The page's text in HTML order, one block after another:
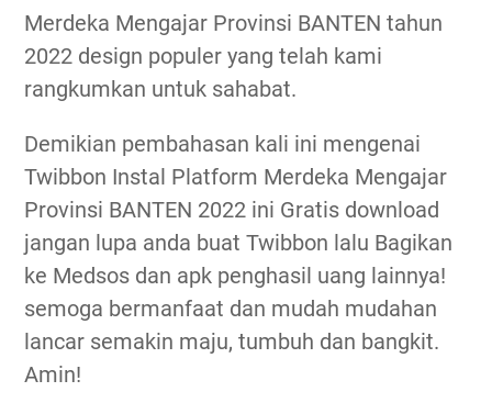
Merdeka Mengajar Provinsi BANTEN tahun
2022 design populer yang telah kami
rangkumkan untuk sahabat.
Demikian pembahasan kali ini mengenai
Twibbon Instal Platform Merdeka Mengajar
Provinsi BANTEN 2022 ini Gratis download
jangan lupa anda buat Twibbon lalu Bagikan
ke Medsos dan apk penghasil uang lainnya!
semoga bermanfaat dan mudah mudahan
lancar semakin maju, tumbuh dan bangkit.
Amin!